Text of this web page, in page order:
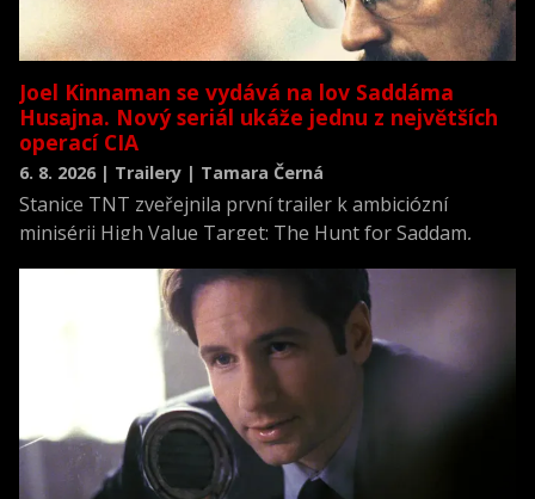
Joel Kinnaman se vydává na lov Saddáma
Husajna. Nový seriál ukáže jednu z největších
operací CIA
6. 8. 2026 | Trailery | Tamara Černá
Stanice TNT zveřejnila první trailer k ambiciózní
minisérii High Value Target: The Hunt for Saddam,
novodobých dějin.